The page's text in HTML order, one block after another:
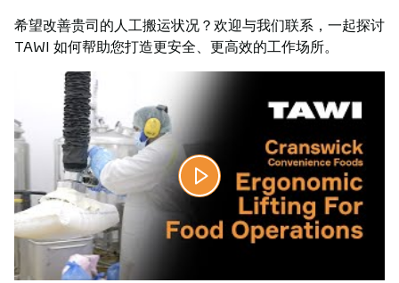
希望改善贵司的人工搬运状况？欢迎与我们联系，一起探讨
TAWI 如何帮助您打造更安全、更高效的工作场所。